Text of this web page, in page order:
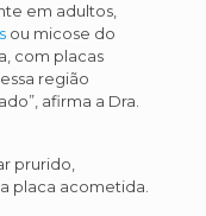
em adultos,
ou micose do
com placas
região
afirma a Dra.
prurido,
placa acometida.